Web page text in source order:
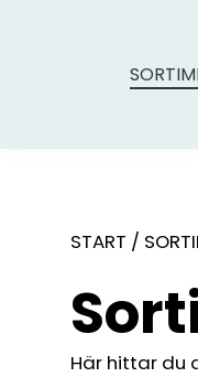
START /
Här hittar du